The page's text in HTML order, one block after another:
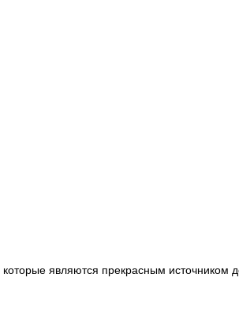
являются прекрасным источником